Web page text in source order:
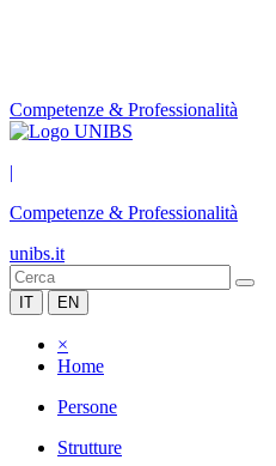
Competenze & Professionalità
|
Competenze & Professionalità
unibs.it
IT EN
×
Home
Persone
Strutture